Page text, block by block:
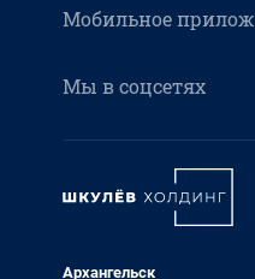
Мобильное
Мы в соцсетях
Архангельск